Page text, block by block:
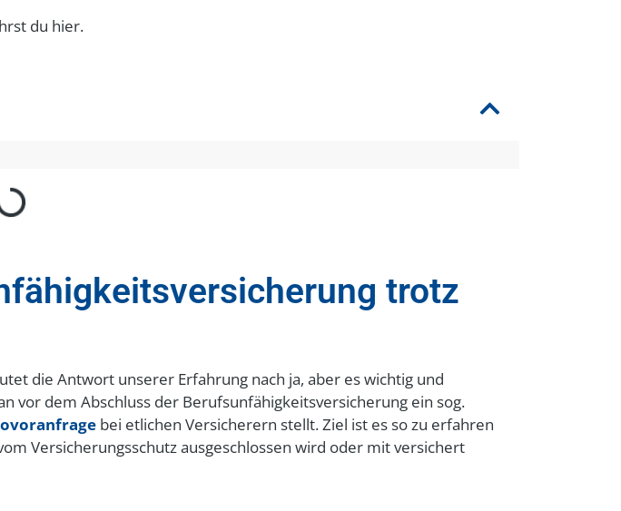
du hier.
trotz
die Antwort unserer Erfahrung nach ja, aber es wichtig und
vor dem Abschluss der Berufsunfähigkeitsversicherung ein sog.
bei etlichen Versicherern stellt. Ziel ist es so zu erfahren
Versicherungsschutz ausgeschlossen wird oder mit versichert